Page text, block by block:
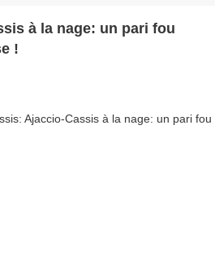
à la nage: un pari fou
!